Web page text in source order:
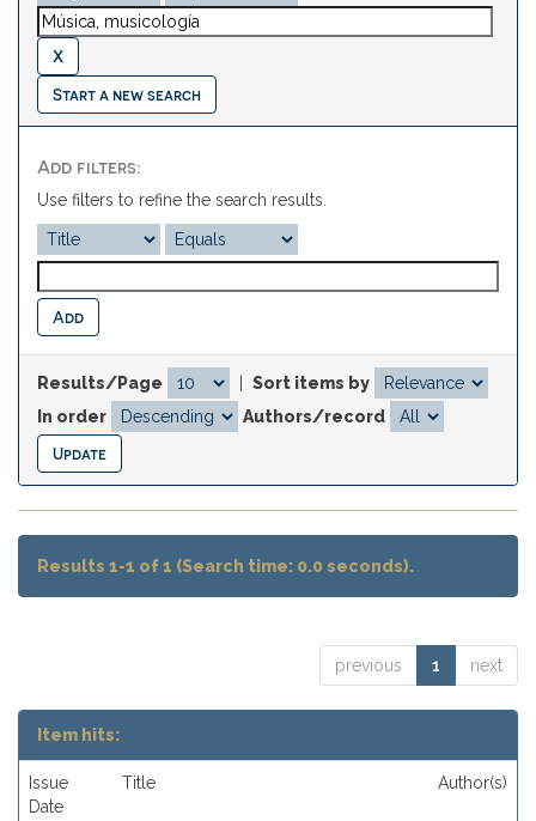
Start a new search
Add filters:
Use filters to refine the search results.
Results/Page
Sort items by
In order
Authors/record
Results 1-1 of 1 (Search time: 0.0 seconds).
previous 1 next
Item hits:
Issue
Date
Title Author(s)